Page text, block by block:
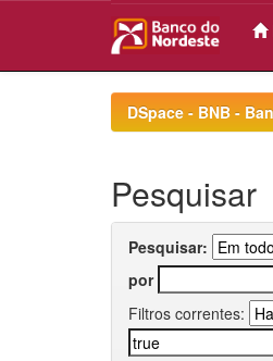
DSpace - BNB -
Pesquisar
Pesquisar:
por
Filtros correntes: